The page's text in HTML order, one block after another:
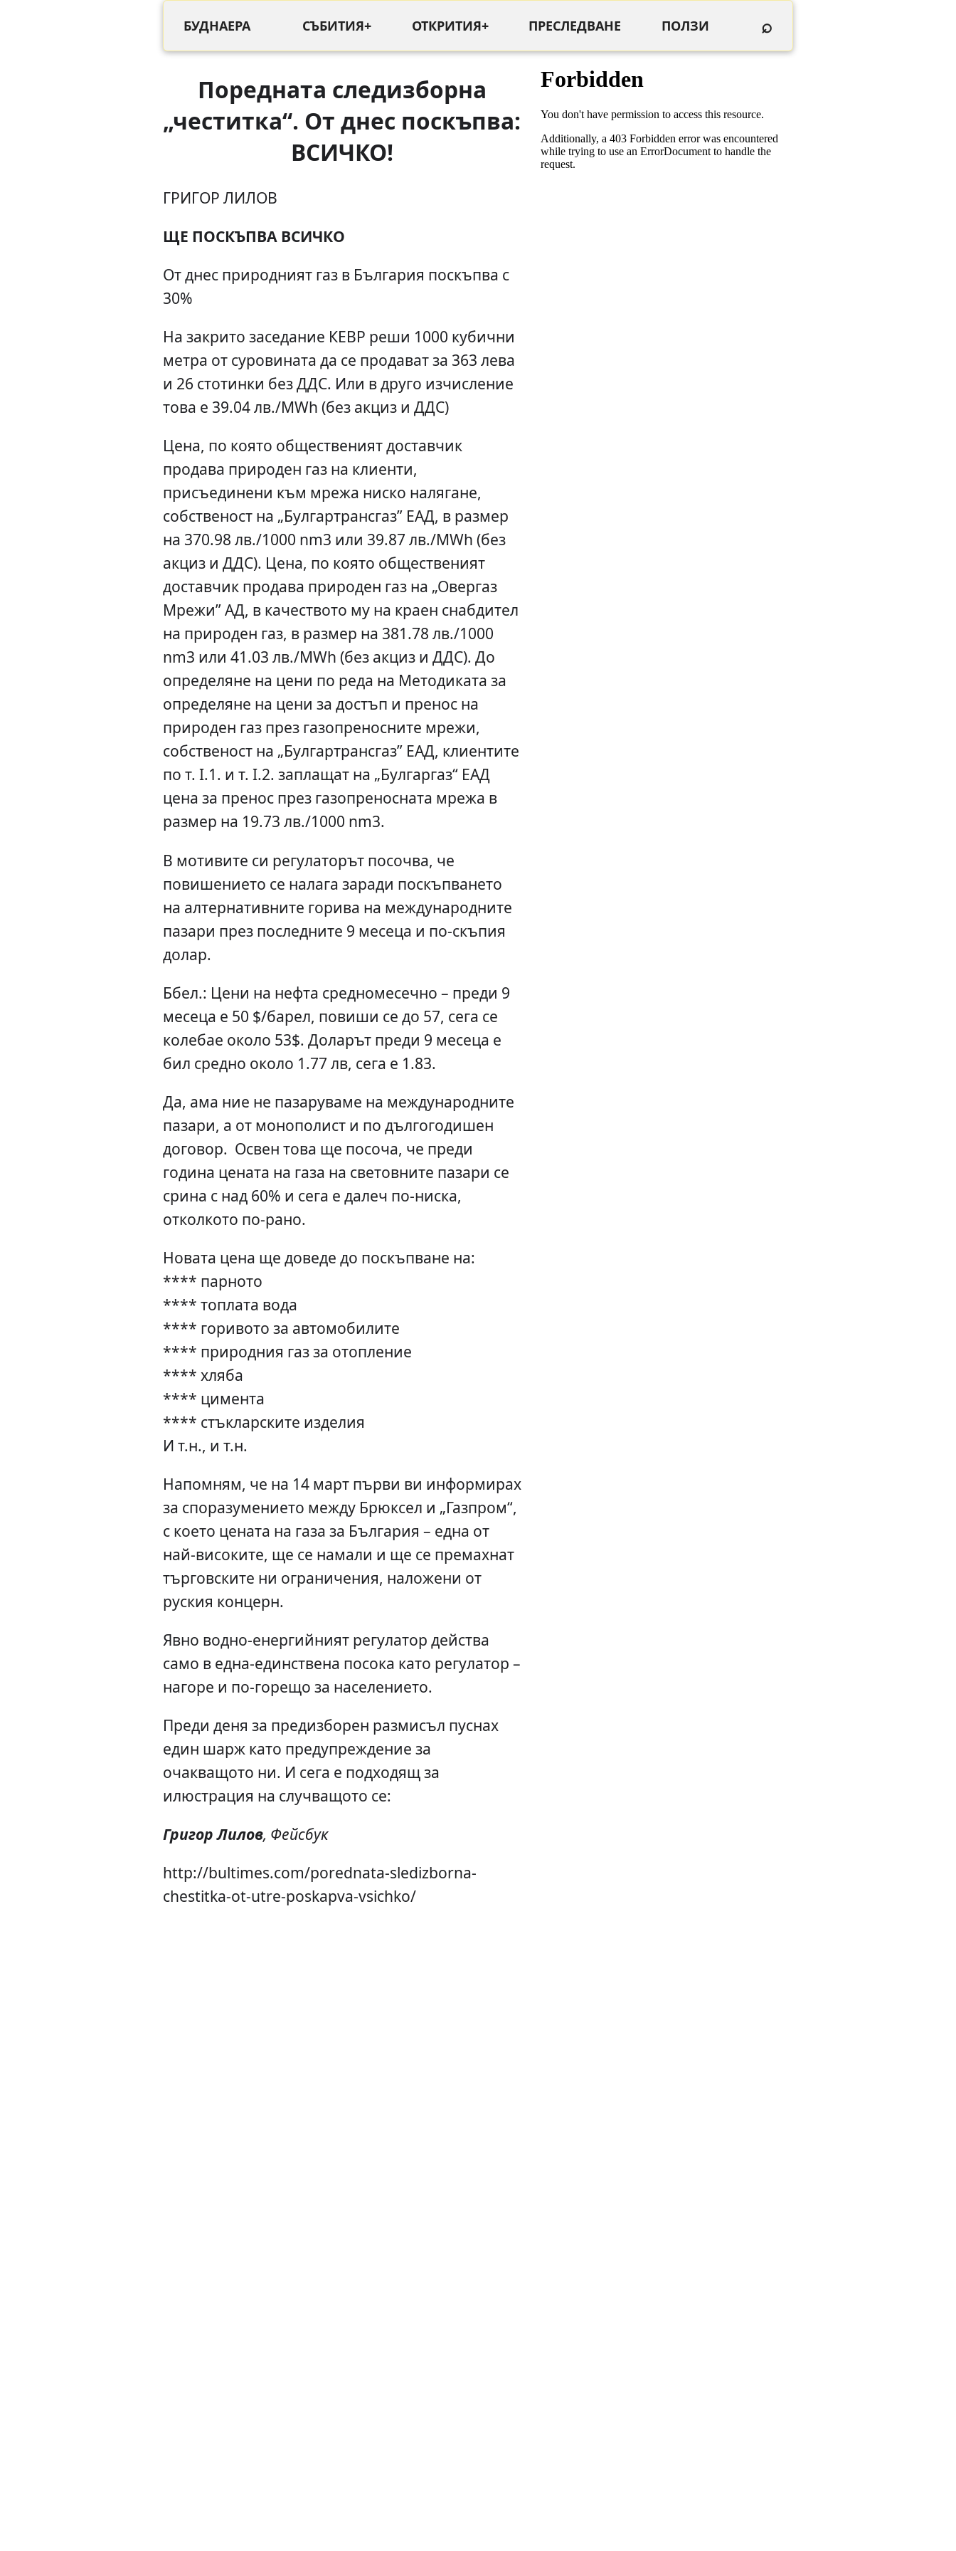
БУДНАЕРА СЪБИТИЯ+ ОТКРИТИЯ+ ПРЕСЛЕДВАНЕ ПОЛЗИ ⌕
Поредната следизборна
„честитка“. От днес поскъпва:
ВСИЧКО!
ГРИГОР ЛИЛОВ
ЩЕ ПОСКЪПВА ВСИЧКО
От днес природният газ в България поскъпва с
30%
На закрито заседание КЕВР реши 1000 кубични
метра от суровината да се продават за 363 лева
и 26 стотинки без ДДС. Или в друго изчисление
това е 39.04 лв./MWh (без акциз и ДДС)
Цена, по която общественият доставчик
продава природен газ на клиенти,
присъединени към мрежа ниско налягане,
собственост на „Булгартрансгаз” ЕАД, в размер
на 370.98 лв./1000 nm3 или 39.87 лв./MWh (без
акциз и ДДС). Цена, по която общественият
доставчик продава природен газ на „Овергаз
Мрежи” АД, в качеството му на краен снабдител
на природен газ, в размер на 381.78 лв./1000
nm3 или 41.03 лв./MWh (без акциз и ДДС). До
определяне на цени по реда на Методиката за
определяне на цени за достъп и пренос на
природен газ през газопреносните мрежи,
собственост на „Булгартрансгаз” ЕАД, клиентите
по т. I.1. и т. I.2. заплащат на „Булгаргаз“ ЕАД
цена за пренос през газопреносната мрежа в
размер на 19.73 лв./1000 nm3.
В мотивите си регулаторът посочва, че
повишението се налага заради поскъпването
на алтернативните горива на международните
пазари през последните 9 месеца и по-скъпия
долар.
Ббел.: Цени на нефта средномесечно – преди 9
месеца е 50 $/барел, повиши се до 57, сега се
колебае около 53$. Доларът преди 9 месеца е
бил средно около 1.77 лв, сега е 1.83.
Да, ама ние не пазаруваме на международните
пазари, а от монополист и по дългогодишен
договор. Освен това ще посоча, че преди
година цената на газа на световните пазари се
срина с над 60% и сега е далеч по-ниска,
отколкото по-рано.
Новата цена ще доведе до поскъпване на:
**** парното
**** топлата вода
**** горивото за автомобилите
**** природния газ за отопление
**** хляба
**** цимента
**** стъкларските изделия
И т.н., и т.н.
Напомням, че на 14 март първи ви информирах
за споразумението между Брюксел и „Газпром“,
с което цената на газа за България – една от
най-високите, ще се намали и ще се премахнат
търговските ни ограничения, наложени от
руския концерн.
Явно водно-енергийният регулатор действа
само в една-единствена посока като регулатор –
нагоре и по-горещо за населението.
Преди деня за предизборен размисъл пуснах
един шарж като предупреждение за
очакващото ни. И сега е подходящ за
илюстрация на случващото се:
Григор Лилов, Фейсбук
http://bultimes.com/porednata-sledizborna-
chestitka-ot-utre-poskapva-vsichko/